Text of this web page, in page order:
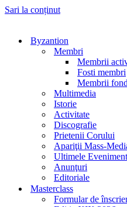
Sari la conținut
Byzantion
Membri
Membrii
Fosti membri
Membrii
Multimedia
Istorie
Activitate
Discografie
Prietenii Corului
Apariţii Mass-
Ultimele
Anunţuri
Editoriale
Masterclass
Formular de